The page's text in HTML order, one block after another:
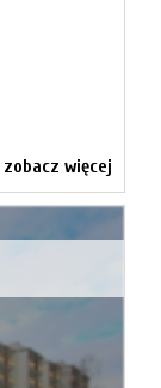
zobacz więcej